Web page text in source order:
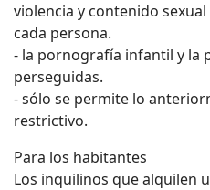
violencia y contenido
cada persona.
- la pornografía infantil y la
perseguidas.
- sólo se permite lo
restrictivo.
Para los habitantes
Los inquilinos que alquilen